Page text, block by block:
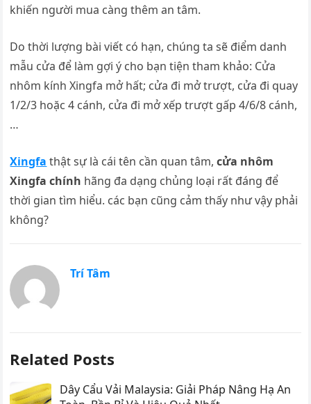
khiến người mua càng thêm an tâm.
Do thời lượng bài viết có hạn, chúng ta sẽ điểm danh
mẫu cửa để làm gợi ý cho bạn tiện tham khảo: Cửa
nhôm kính Xingfa mở hất; cửa đi mở trượt, cửa đi quay
1/2/3 hoặc 4 cánh, cửa đi mở xếp trượt gấp 4/6/8 cánh,
…
Xingfa thật sự là cái tên cần quan tâm,cửa nhôm
Xingfa chính hãng đa dạng chủng loại rất đáng để
thời gian tìm hiểu. các bạn cũng cảm thấy như vậy phải
không?
Trí Tâm
Related Posts
Dây Cẩu Vải Malaysia: Giải Pháp Nâng Hạ An